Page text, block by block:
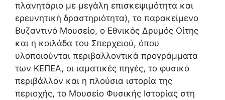
πλανητάριο με μεγάλη επισκεψιμότητα και
ερευνητική δραστηριότητα), το παρακείμενο
Βυζαντινό Μουσείο, ο Εθνικός Δρυμός Οίτης
και η κοιλάδα του Σπερχειού, όπου
υλοποιούνται περιβαλλοντικά προγράμματα
των ΚΕΠΕΑ, οι ιαματικές πηγές, το φυσικό
περιβάλλον και η πλούσια ιστορία της
περιοχής, το Μουσείο Φυσικής Ιστορίας στη